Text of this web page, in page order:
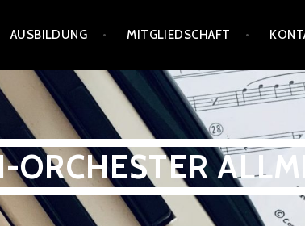
AUSBILDUNG MITGLIEDSCHAFT
ORCHESTER